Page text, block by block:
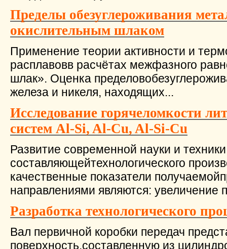
Пределы обезуглероживания
окислительным шлаком
Применение теории активности и
расплавовв расчётах межфазного
шлак». Оценка
железа и никеля, находящих...
Исследование горячеломкости
систем Al-Si, Al-Cu, Al-Si-Cu
Развитие современной науки и
составляющейтехнологического
качественные показатели
направлениями являются: увеличение
Разработка технологического
Вал первичной коробки передач
поверхность,составленную из